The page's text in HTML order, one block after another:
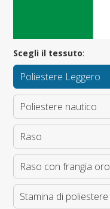
Scegli il tessuto:
Poliestere Leggero
Poliestere nautico
Raso
Raso con frangia oro
Stamina di poliestere